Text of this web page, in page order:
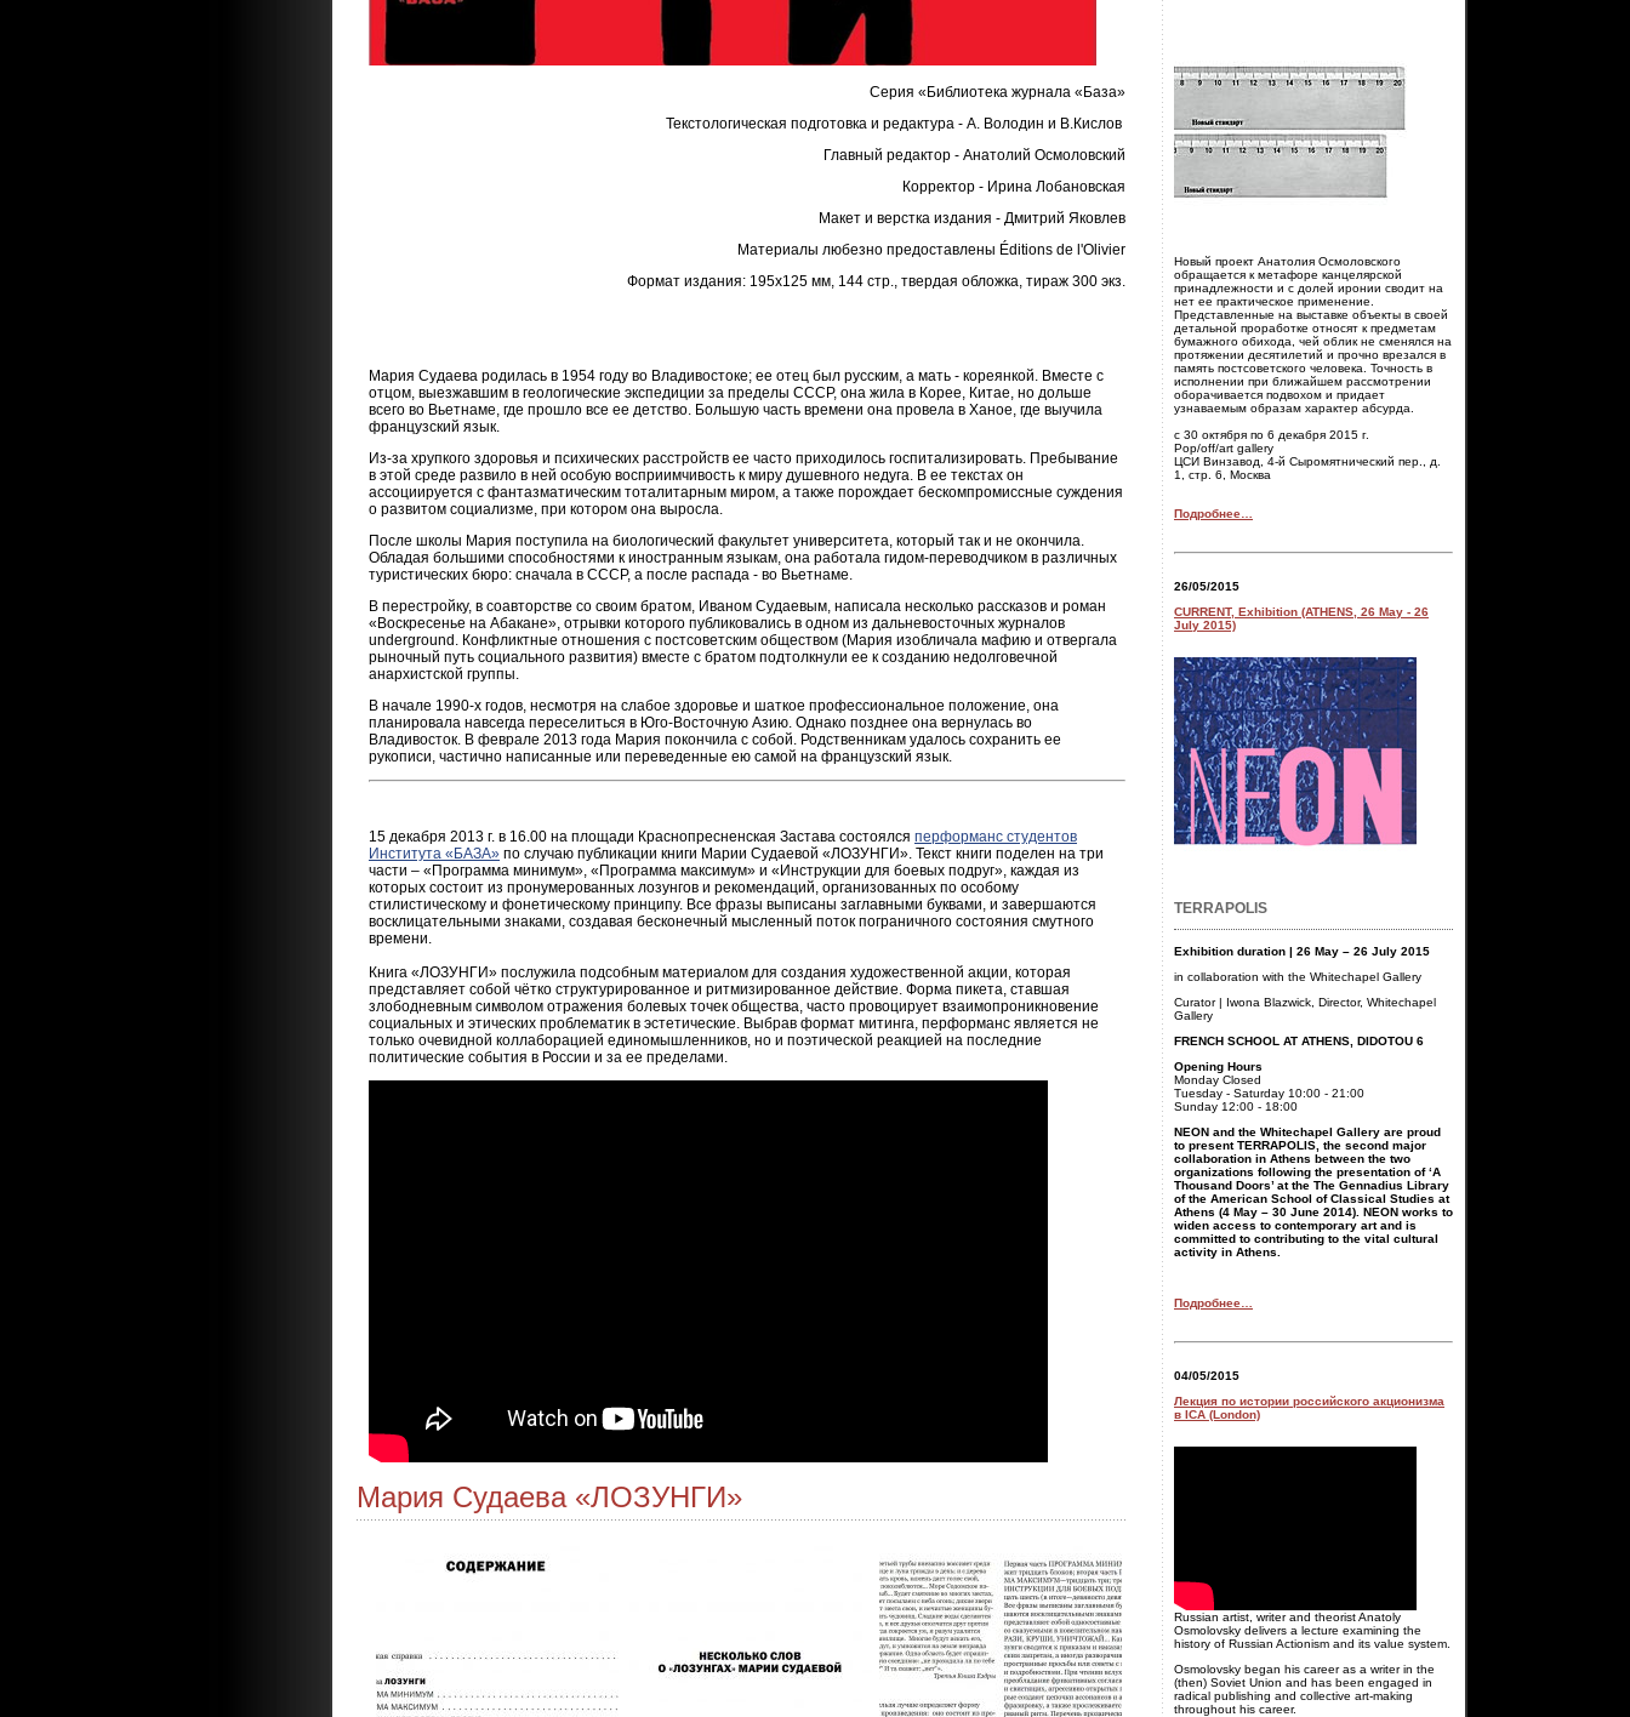
Серия «Библиотека журнала «База»
Текстологическая подготовка и редактура - А. Володин и В.Кислов
Главный редактор - Анатолий Осмоловский
Корректор - Ирина Лобановская
Макет и верстка издания - Дмитрий Яковлев
Материалы любезно предоставлены Éditions de l'Olivier
Формат издания: 195х125 мм, 144 стр., твердая обложка, тираж 300 экз.
Мария Судаева родилась в 1954 году во Владивостоке; ее отец был русским, а мать - кореянкой. Вместе с
отцом, выезжавшим в геологические экспедиции за пределы СССР, она жила в Корее, Китае, но дольше
всего во Вьетнаме, где прошло все ее детство. Большую часть времени она провела в Ханое, где выучила
французский язык.
Из-за хрупкого здоровья и психических расстройств ее часто приходилось госпитализировать. Пребывание
в этой среде развило в ней особую восприимчивость к миру душевного недуга. В ее текстах он
ассоциируется с фантазматическим тоталитарным миром, а также порождает бескомпромиссные суждения
о развитом социализме, при котором она выросла.
После школы Мария поступила на биологический факультет университета, который так и не окончила.
Обладая большими способностями к иностранным языкам, она работала гидом-переводчиком в различных
туристических бюро: сначала в СССР, а после распада - во Вьетнаме.
В перестройку, в соавторстве со своим братом, Иваном Судаевым, написала несколько рассказов и роман
«Воскресенье на Абакане», отрывки которого публиковались в одном из дальневосточных журналов
underground. Конфликтные отношения с постсоветским обществом (Мария изобличала мафию и отвергала
рыночный путь социального развития) вместе с братом подтолкнули ее к созданию недолговечной
анархистской группы.
В начале 1990-х годов, несмотря на слабое здоровье и шаткое профессиональное положение, она
планировала навсегда переселиться в Юго-Восточную Азию. Однако позднее она вернулась во
Владивосток. В феврале 2013 года Мария покончила с собой. Родственникам удалось сохранить ее
рукописи, частично написанные или переведенные ею самой на французский язык.
15 декабря 2013 г. в 16.00 на площади Краснопресненская Застава состоялся перформанс студентов
Института «БАЗА» по случаю публикации книги Марии Судаевой «ЛОЗУНГИ». Текст книги поделен на три
части – «Программа минимум», «Программа максимум» и «Инструкции для боевых подруг», каждая из
которых состоит из пронумерованных лозунгов и рекомендаций, организованных по особому
стилистическому и фонетическому принципу. Все фразы выписаны заглавными буквами, и завершаются
восклицательными знаками, создавая бесконечный мысленный поток пограничного состояния смутного
времени.
Книга «ЛОЗУНГИ» послужила подсобным материалом для создания художественной акции, которая
представляет собой чётко структурированное и ритмизированное действие. Форма пикета, ставшая
злободневным символом отражения болевых точек общества, часто провоцирует взаимопроникновение
социальных и этических проблематик в эстетические. Выбрав формат митинга, перформанс является не
только очевидной коллаборацией единомышленников, но и поэтической реакцией на последние
политические события в России и за ее пределами.
Мария Судаева «ЛОЗУНГИ»
Новый проект Анатолия Осмоловского
обращается к метафоре канцелярской
принадлежности и с долей иронии сводит на
нет ее практическое применение.
Представленные на выставке объекты в своей
детальной проработке относят к предметам
бумажного обихода, чей облик не сменялся на
протяжении десятилетий и прочно врезался в
память постсоветского человека. Точность в
исполнении при ближайшем рассмотрении
оборачивается подвохом и придает
узнаваемым образам характер абсурда.
с 30 октября по 6 декабря 2015 г.
Pop/off/art gallery
ЦСИ Винзавод, 4-й Сыромятнический пер., д.
1, стр. 6, Москва
Подробнее…
26/05/2015
CURRENT, Exhibition (ATHENS, 26 May - 26
July 2015)
TERRAPOLIS
Exhibition duration | 26 May – 26 July 2015
in collaboration with the Whitechapel Gallery
Curator | Iwona Blazwick, Director, Whitechapel
Gallery
FRENCH SCHOOL AT ATHENS, DIDOTOU 6
Opening Hours
Monday Closed
Tuesday - Saturday 10:00 - 21:00
Sunday 12:00 - 18:00
NEON and the Whitechapel Gallery are proud
to present TERRAPOLIS, the second major
collaboration in Athens between the two
organizations following the presentation of ‘A
Thousand Doors’ at the The Gennadius Library
of the American School of Classical Studies at
Athens (4 May – 30 June 2014). NEON works to
widen access to contemporary art and is
committed to contributing to the vital cultural
activity in Athens.
Подробнее…
04/05/2015
Лекция по истории российского акционизма
в ICA (London)
Russian artist, writer and theorist Anatoly
Osmolovsky delivers a lecture examining the
history of Russian Actionism and its value system.
Osmolovsky began his career as a writer in the
(then) Soviet Union and has been engaged in
radical publishing and collective art-making
throughout his career.